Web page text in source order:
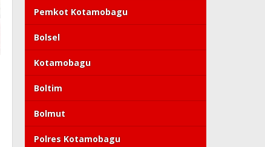
Pemkot Kotamobagu
Bolsel
Kotamobagu
Boltim
Bolmut
Polres Kotamobagu